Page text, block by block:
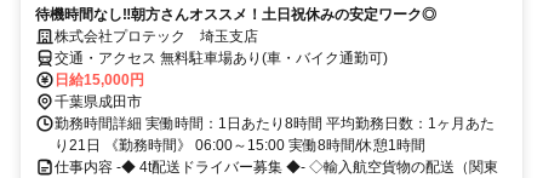
待機時間なし‼朝方さんオススメ！土日祝休みの安定ワーク◎
株式会社プロテック 埼玉支店
交通・アクセス 無料駐車場あり(車・バイク通勤可)
日給15,000円
千葉県成田市
勤務時間詳細 実働時間：1日あたり8時間 平均勤務日数：1ヶ月あた
り21日 《勤務時間》 06:00～15:00 実働8時間/休憩1時間
仕事内容 -◆ 4t配送ドライバー募集 ◆- ◇輸入航空貨物の配送（関東